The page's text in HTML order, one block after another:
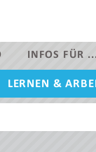
INFOS FÜR
LERNEN &